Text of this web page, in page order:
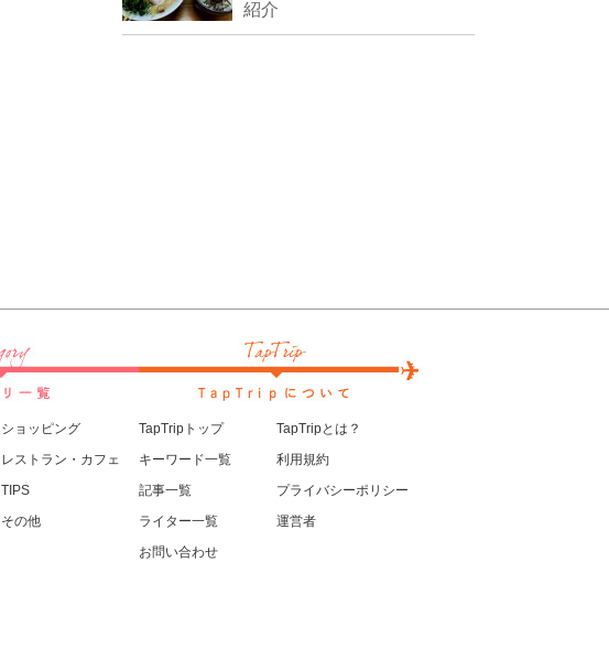
紹介
ショッピング
レストラン・カフェ
TIPS
その他
TapTripトップ
キーワード一覧
記事一覧
ライター一覧
お問い合わせ
TapTripとは？
利用規約
プライバシーポリシー
運営者